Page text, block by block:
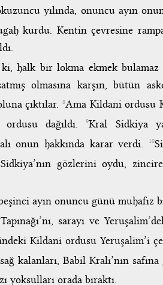
yılında, onuncu ayın
kurdu. Kentin çevresine
halk bir lokma ekmek bulamaz
olmasına karşın, bütün
çıktılar.8Ama Kildani ordusu
ordusu dağıldı.9Kral Sidkiya
onun hakkında karar verdi.
10
Sidkiya’nın gözlerini oydu,
ayın onuncu günü muhafız
sarayı ve
Kildani ordusu Yeruşalim’i
kalanları, Babil Kralı’nın safına
yoksulları orada bıraktı.